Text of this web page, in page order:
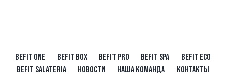
BEFIT ONE BEFIT BOX BEFIT PRO BEFIT SPA
BEFIT ECO
BEFIT SALATERIA
НОВОСТИ НАША КОМАНДА КОНТАКТЫ